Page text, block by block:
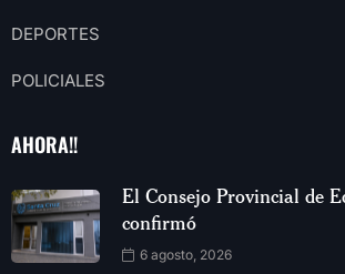
DEPORTES
POLICIALES
AHORA!!
El Consejo Provincial de
confirmó
6 agosto, 2026